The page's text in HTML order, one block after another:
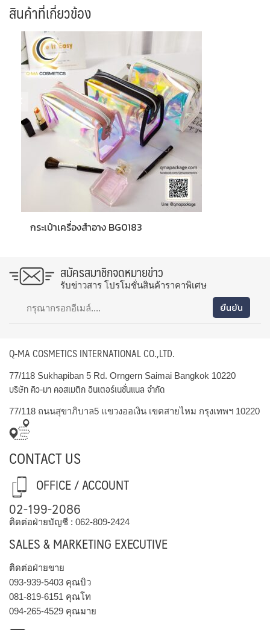
สินค้าที่เกี่ยวข้อง
กระเป๋าเครื่องสำอาง BG0183
สมัครสมาชิกจดหมายข่าว
รับข่าวสาร โปรโมชั่นสินค้าราคาพิเศษ
Q-MA COSMETICS INTERNATIONAL CO.,LTD.
77/118 Sukhapiban 5 Rd. Orngern Saimai Bangkok 10220
บริษัท คิว-มา คอสเมติก อินเตอร์เนชั่นแนล จำกัด
77/118 ถนนสุขาภิบาล5 แขวงออเงิน เขตสายไหม กรุงเทพฯ 10220
CONTACT US
OFFICE / ACCOUNT
02-199-2086
ติดต่อฝ่ายบัญชี : 062-809-2424
SALES & MARKETING EXECUTIVE
ติดต่อฝ่ายขาย
093-939-5403 คุณบิว
081-819-6151 คุณโท
094-265-4529 คุณมาย